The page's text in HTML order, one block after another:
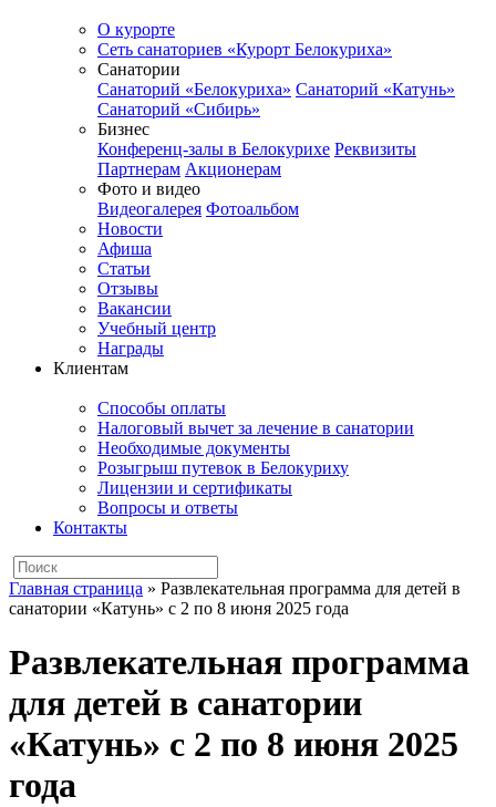
О курорте
Сеть санаториев «Курорт Белокуриха»
Санатории
Санаторий «Белокуриха» Санаторий «Катунь»
Санаторий «Сибирь»
Бизнес
Конференц-залы в Белокурихе Реквизиты
Партнерам Акционерам
Фото и видео
Видеогалерея Фотоальбом
Новости
Афиша
Статьи
Отзывы
Вакансии
Учебный центр
Награды
Клиентам
Способы оплаты
Налоговый вычет за лечение в санатории
Необходимые документы
Розыгрыш путевок в Белокуриху
Лицензии и сертификаты
Вопросы и ответы
Контакты
Главная страница » Развлекательная программа для детей в
санатории «Катунь» с 2 по 8 июня 2025 года
Развлекательная программа
для детей в санатории
«Катунь» с 2 по 8 июня 2025
года